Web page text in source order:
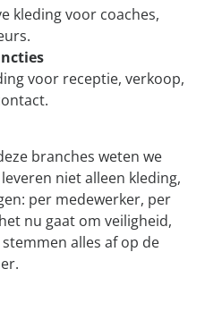
kleding voor coaches,
voor receptie, verkoop,
branches weten we
niet alleen kleding,
per medewerker, per
nu gaat om veiligheid,
alles af op de